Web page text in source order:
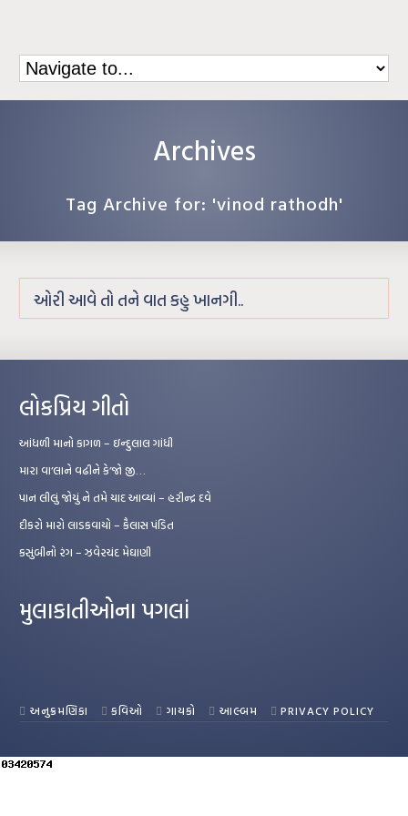
Archives
Tag Archive for: 'vinod rathodh'
ઓરી આવે તો તને વાત કહુ ખાનગી..
લોકપ્રિય ગીતો
આંધળી માનો કાગળ – ઇન્દુલાલ ગાંધી
મારા વા’લાને વઢીને કે’જો જી…
પાન લીલું જોયું ને તમે યાદ આવ્યાં – હરીન્દ્ર દવે
દીકરો મારો લાડકવાયો – કૈલાસ પંડિત
કસુંબીનો રંગ – ઝવેરચંદ મેઘાણી
મુલાકાતીઓના પગલાં
અનુક્રમણિકા કવિઓ ગાયકો આલ્બમ PRIVACY POLICY